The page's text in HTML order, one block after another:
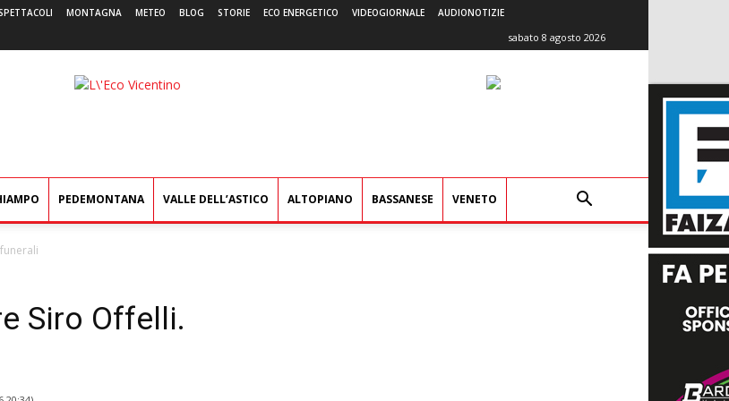
MONTAGNA METEO BLOG STORIE ECO ENERGETICO VIDEOGIORNALE AUDIONOTIZIE
sabato 8 agosto 2026
L'Eco
PEDEMONTANA VALLE DELL’ASTICO ALTOPIANO BASSANESE VENETO
Siro Offelli.